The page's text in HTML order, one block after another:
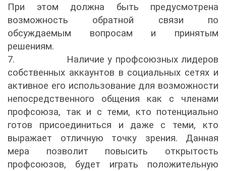
При этом должна быть предусмотрена
возможность обратной связи по
обсуждаемым вопросам и принятым
решениям.
7.
Наличие у профсоюзных лидеров
собственных аккаунтов в социальных сетях и
активное его использование для возможности
непосредственного общения как с членами
профсоюза, так и с теми, кто потенциально
готов присоединиться и даже с теми, кто
выражает отличную точку зрения. Данная
мера позволит повысить открытость
профсоюзов, будет играть положительную